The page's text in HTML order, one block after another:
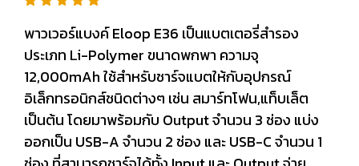
พาวเวอร์แบงค์ Eloop E36 เป็นแบตเตอรี่สำรอง
ประเภท Li-Polymer ขนาดพกพา ความจุ
12,000mAh ใช้สำหรับชาร์จแบตให้กับอุปกรณ์
อิเล็กทรอนิกส์ชนิดต่างๆ เช่น สมาร์ทโฟน,แท็บเล็ต
เป็นต้น โดยมาพร้อมกับ Output จำนวน 3 ช่อง แบ่ง
ออกเป็น USB-A จำนวน 2 ช่อง และ USB-C จำนวน 1